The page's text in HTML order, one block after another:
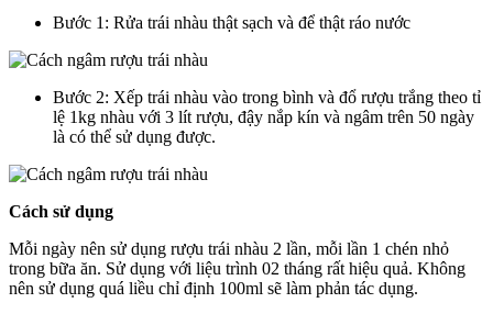
Bước 1: Rửa trái nhàu thật sạch và để thật ráo nước
Bước 2: Xếp trái nhàu vào trong bình và đổ rượu trắng theo tỉ
lệ 1kg nhàu với 3 lít rượu, đậy nắp kín và ngâm trên 50 ngày
là có thể sử dụng được.
Cách sử dụng
Mỗi ngày nên sử dụng rượu trái nhàu 2 lần, mỗi lần 1 chén nhỏ
trong bữa ăn. Sử dụng với liệu trình 02 tháng rất hiệu quả. Không
nên sử dụng quá liều chỉ định 100ml sẽ làm phản tác dụng.